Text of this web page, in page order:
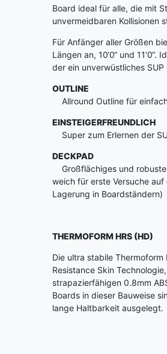
Board ideal für alle, die mit
unvermeidbaren Kollisionen
Für Anfänger aller Größen
Längen an, 10‘0“ und
der ein unverwüstliches SUP
OUTLINE
Allround Outline für
EINSTEIGERFREUNDLICH
Super zum Erlernen der
DECKPAD
Großflächiges und
weich für erste Versuche
Lagerung in Boardständern)
THERMOFORM HRS (HD)
Die ultra stabile
Resistance Skin
strapazierfähigen 0.8mm
Boards in dieser Bauweise
lange Haltbarkeit ausgelegt.